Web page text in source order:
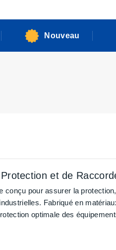
Nouveau
et de
conçu pour assurer la
Fabriqué en
optimale des